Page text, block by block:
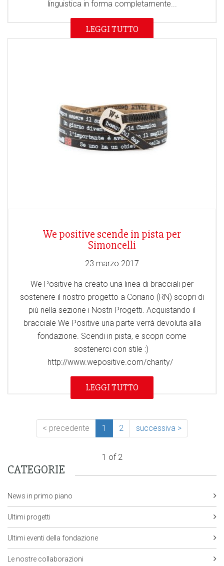
linguistica in forma completamente...
LEGGI TUTTO
We positive scende in pista per
Simoncelli
23 marzo 2017
We Positive ha creato una linea di bracciali per
sostenere il nostro progetto a Coriano (RN) scopri di
più nella sezione i Nostri Progetti. Acquistando il
bracciale We Positive una parte verrà devoluta alla
fondazione. Scendi in pista, e scopri come
sostenerci con stile :)
http://www.wepositive.com/charity/
LEGGI TUTTO
< precedente 1 2 successiva >
1 of 2
CATEGORIE
News in primo piano
Ultimi progetti
Ultimi eventi della fondazione
Le nostre collaborazioni